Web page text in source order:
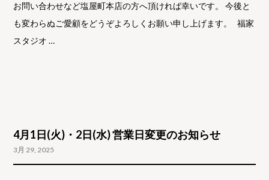
お問い合わせなど塩屋町本店の方へ頂ければ幸いです。 今後と
も変わらぬご愛顧をどうぞよろしくお願い申し上げます。 福家
スタジオ …
4月1日(火)・2日(水) 営業日変更のお知らせ
3月 29, 2025